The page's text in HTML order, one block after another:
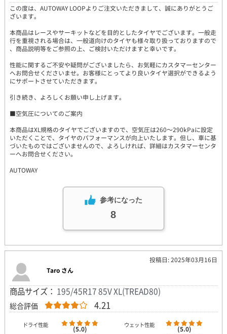
この度は、AUTOWAY LOOPよりご注文いただきまして、誠にありがとうご
ざいます。
本商品はレースやサーキットなどを目的としたタイヤでございます。一般走
行を重視される場合は、一般道向けのタイヤも様々取り扱っておりますので
、商品説明等をご参照の上、ご検討いただけますと幸いです。
性能に関するご不安や疑問がございましたら、お気軽にカスタマーセンター
へお問合せくださいませ。お客様にとってより良いタイヤ選択ができるよう
にサポートさせていただきます。
引き続き、よろしくお願い申し上げます。
■空気圧についてのご案内
本商品はXL規格のタイヤでございますので、空気圧は260～290kPaに設定
いただくことで、タイヤのパフォーマンスが向上いたします。但し、車に基
づいたものではございませんので、よろしければ、詳細はカスタマーセンタ
ーへお問合せください。
AUTOWAY
参考になった
8
投稿日: 2025年03月16日
Taro さん
商品サイズ： 195/45R17 85V XL(TREAD80)
総合評価 4.21
ドライ性能 (5.0) ウェット性能 (5.0)